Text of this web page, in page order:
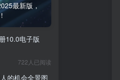
最新版，
10.0电子版
722人已阅读
的机会全景图